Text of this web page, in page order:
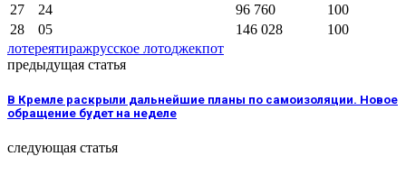
27
24 96 760
100
28
05 146 028
100
лотереятиражрусское лотоджекпот
предыдущая статья
В Кремле раскрыли дальнейшие планы по самоизоляции. Новое
обращение будет на неделе
следующая статья